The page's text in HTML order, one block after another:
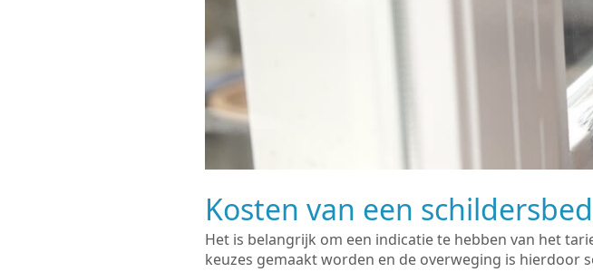
Kosten van een
Het is belangrijk om een indicatie te hebben van het
keuzes gemaakt worden en de overweging is hierdoor